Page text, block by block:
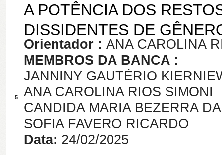
5
A POTÊNCIA DOS
DISSIDENTES DE
Orientador : ANA CAROLINA
MEMBROS DA BANCA :
JANNINY GAUTÉRIO
ANA CAROLINA RIOS SIMONI
CANDIDA MARIA BEZERRA
SOFIA FAVERO RICARDO
Data: 24/02/2025